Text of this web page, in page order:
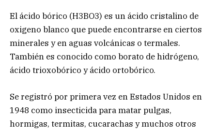
El ácido bórico (H3BO3) es un ácido cristalino de
oxigeno blanco que puede encontrarse en ciertos
minerales y en aguas volcánicas o termales.
También es conocido como borato de hidrógeno,
ácido trioxobórico y ácido ortobórico.
Se registró por primera vez en Estados Unidos en
1948 como insecticida para matar pulgas,
hormigas, termitas, cucarachas y muchos otros